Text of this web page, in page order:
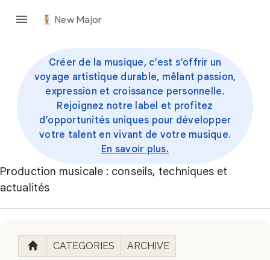
New Major
Créer de la musique, c’est s’offrir un
voyage artistique durable, mêlant passion,
expression et croissance personnelle.
Rejoignez notre label et profitez
d’opportunités uniques pour développer
votre talent en vivant de votre musique.
En savoir plus.
Production musicale : conseils, techniques et
actualités
CATEGORIES ARCHIVE